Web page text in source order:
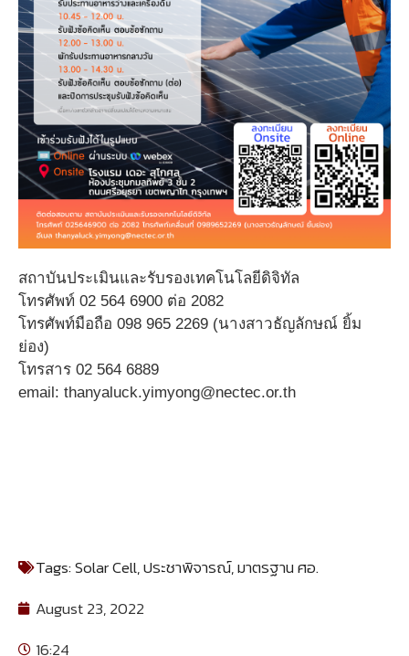
สถาบันประเมินและรับรองเทคโนโลยีดิจิทัล
โทรศัพท์ 02 564 6900 ต่อ 2082
โทรศัพท์มือถือ 098 965 2269 (นางสาวธัญลักษณ์ ยิ้ม
ย่อง)
โทรสาร 02 564 6889
email: thanyaluck.yimyong@nectec.or.th
Tags:Solar Cell,ประชาพิจารณ์,มาตรฐาน ศอ.
August 23, 2022
16:24